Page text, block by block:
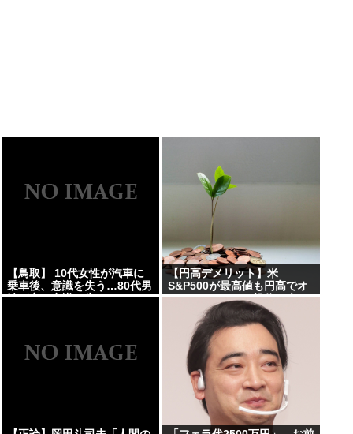
【鳥取】 10代女性が汽車に
乗車後、意識を失う…80代男
性が家で意識を失っているの
救急搬送相次ぐ
【円高デメリット】米
S&P500が最高値も円高でオ
ルカン・S&P500投信の含み